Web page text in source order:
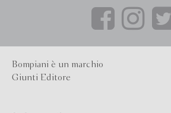
Bompiani è un marchio
Giunti Editore